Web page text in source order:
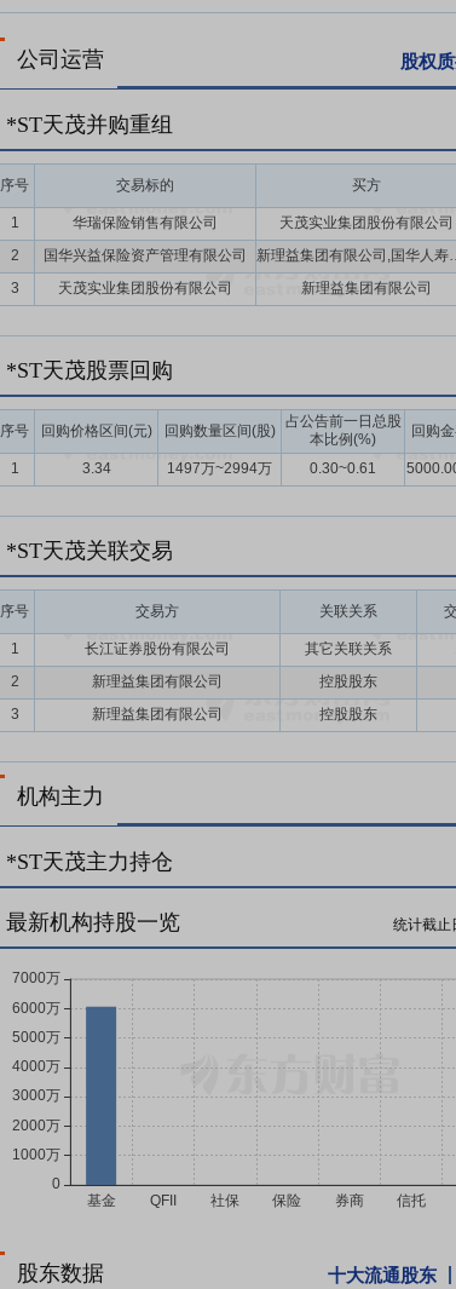
公司运营 股权
*ST天茂并购重组
序号 交易标的 买方
1 华瑞保险销售有限公司 天茂实业集团股份有限公司
2
国华兴益保险资产管理有限公司 新理益集团有
3
天茂实业集团股份有限公司 新理益集团有限公司
*ST天茂股票回购
序号 回购价格区间(元) 回购数量区间(股)
占公告前一日总股
本比例(%)
回购
1 3.34 1497万~2994万 0.30~0.61
*ST天茂关联交易
序号 交易方 关联关系
1 长江证券股份有限公司 其它关联关系
2
新理益集团有限公司 控股股东
3
新理益集团有限公司 控股股东
机构主力
*ST天茂主力持仓
最新机构持股一览 统计截止
股东数据 十大流通股东